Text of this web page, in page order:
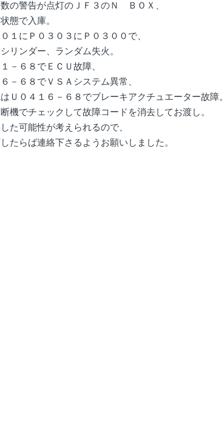
の警告が点灯のＪＦ３のＮ ＢＯＸ、
態で入庫。
１にＰ０３０３にＰ０３００で、
リンダー、ランダム失火。
－６８でＥＣＵ故障、
－６８でＶＳＡシステム異常、
Ｕ０４１６－６８でブレーキアクチュエーター故障。
機でチェックして故障コードを消去してお渡し。
た可能性が考えられるので、
たらば連絡下さるようお願いしました。